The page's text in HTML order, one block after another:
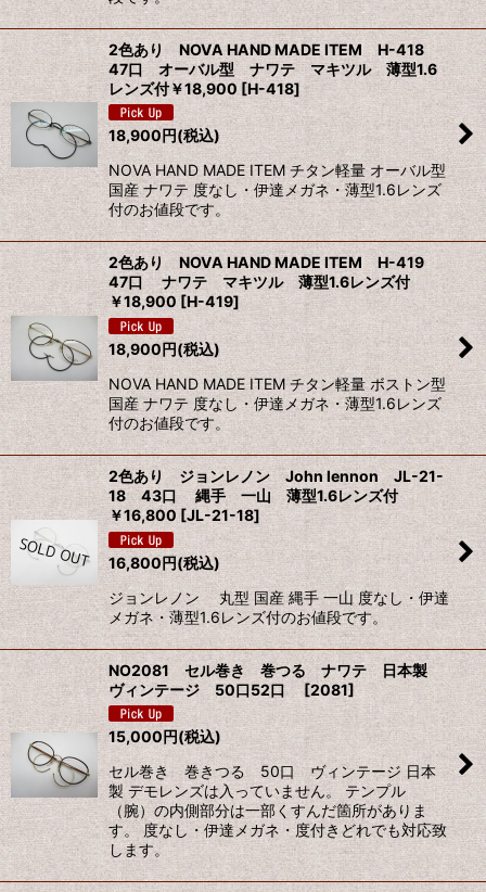
2色あり NOVA HAND MADE ITEM H-418
47口 オーバル型 ナワテ マキツル 薄型1.6
レンズ付￥18,900 [H-418]
18,900円(税込)
NOVA HAND MADE ITEM チタン軽量 オーバル型
国産 ナワテ 度なし・伊達メガネ・薄型1.6レンズ
付のお値段です。
2色あり NOVA HAND MADE ITEM H-419
47口 ナワテ マキツル 薄型1.6レンズ付
￥18,900 [H-419]
18,900円(税込)
NOVA HAND MADE ITEM チタン軽量 ボストン型
国産 ナワテ 度なし・伊達メガネ・薄型1.6レンズ
付のお値段です。
2色あり ジョンレノン John lennon JL-21-
18 43口 縄手 一山 薄型1.6レンズ付
￥16,800 [JL-21-18]
16,800円(税込)
ジョンレノン 丸型 国産 縄手 一山 度なし・伊達
メガネ・薄型1.6レンズ付のお値段です。
NO2081 セル巻き 巻つる ナワテ 日本製
ヴィンテージ 50口52口 [2081]
15,000円(税込)
セル巻き 巻きつる 50口 ヴィンテージ 日本
製 デモレンズは入っていません。 テンプル
（腕）の内側部分は一部くすんだ箇所がありま
す。 度なし・伊達メガネ・度付きどれでも対応致
します。